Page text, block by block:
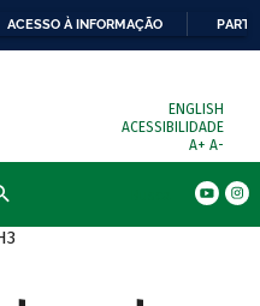
ACESSO À INFORMAÇÃO
ENGLISH
ACESSIBILIDADE
A+ A-